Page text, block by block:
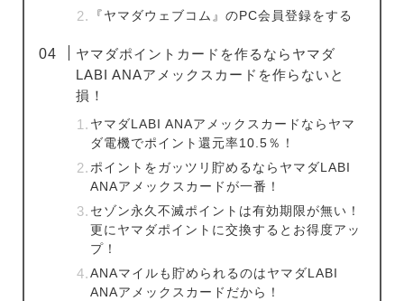
『ヤマダウェブコム』のPC会員登録をする
ヤマダポイントカードを作るならヤマダ
LABI ANAアメックスカードを作らないと
損！
ヤマダLABI ANAアメックスカードならヤマ
ダ電機でポイント還元率10.5％！
ポイントをガッツリ貯めるならヤマダLABI
ANAアメックスカードが一番！
セゾン永久不滅ポイントは有効期限が無い！
更にヤマダポイントに交換するとお得度アッ
プ！
ANAマイルも貯められるのはヤマダLABI
ANAアメックスカードだから！